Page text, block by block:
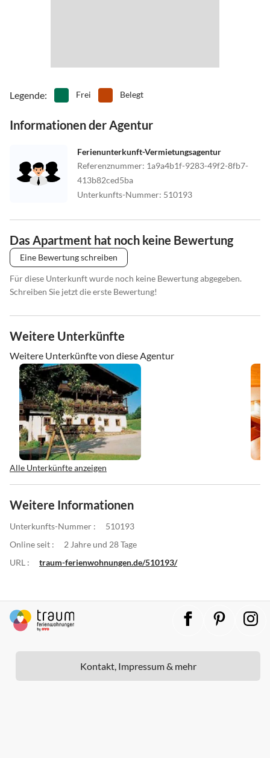
Legende: Frei Belegt
Informationen der Agentur
Ferienunterkunft-Vermietungsagentur
Referenznummer: 1a9a4b1f-9283-49f2-8fb7-
413b82ced5ba
Unterkunfts-Nummer: 510193
Das Apartment hat noch keine Bewertung
Eine Bewertung schreiben
Für diese Unterkunft wurde noch keine Bewertung abgegeben.
Schreiben Sie jetzt die erste Bewertung!
Weitere Unterkünfte
Weitere Unterkünfte von diese Agentur
Alle Unterkünfte anzeigen
Weitere Informationen
Unterkunfts-Nummer :
510193
Online seit :
2 Jahre und 28 Tage
URL :
traum-ferienwohnungen.de/510193/
Kontakt, Impressum & mehr